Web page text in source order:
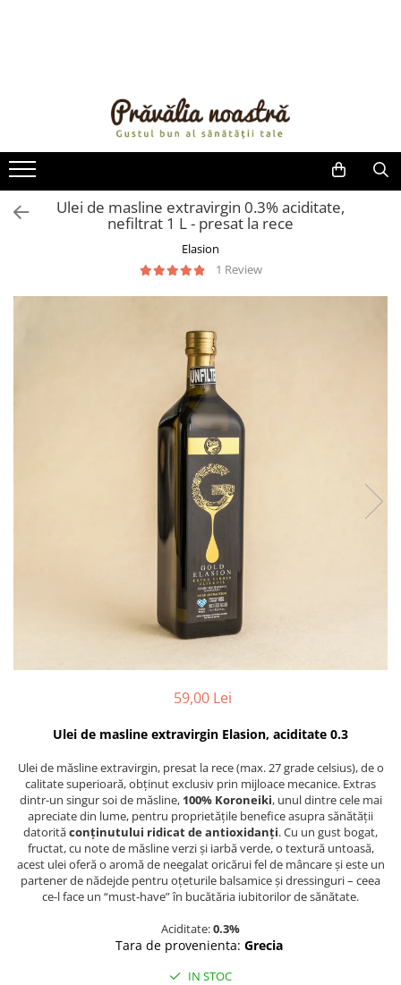
ULEIURI ȘI UNTURI
MĂSLINE
NUCI ȘI SEMINȚE
FRUCTE DESHIDRATATE
ÎNDULCITORI NATURALI / MIERE
FRUCTE LA CONSERVĂ
CREME ȘI PASTE TARTINABILE
PRODUSE ECO / ORGANICE
TOATE PRODUSELE
Ulei de masline extravirgin 0.3% aciditate,
nefiltrat 1 L - presat la rece
Elasion
1 Review
59,00 Lei
Ulei de masline extravirgin Elasion, aciditate 0.3
Ulei de măsline extravirgin, presat la rece (max. 27 grade celsius), de o
calitate superioară, obținut exclusiv prin mijloace mecanice. Extras
dintr-un singur soi de măsline, 100% Koroneiki, unul dintre cele mai
apreciate din lume, pentru proprietățile benefice asupra sănătății
datorităconținutului ridicat de antioxidanți. Cu un gust bogat,
fructat, cu note de măsline verzi și iarbă verde, o textură untoasă,
acest ulei oferă o aromă de neegalat oricărui fel de mâncare și este un
partener de nădejde pentru oțeturile balsamice și dressinguri – ceea
ce-l face un “must-have” în bucătăria iubitorilor de sănătate.
Aciditate:0.3%
Tara de provenienta: Grecia
IN STOC